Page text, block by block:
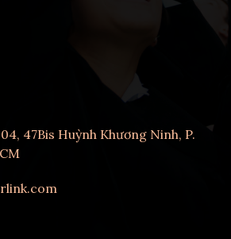
47Bis Huỳnh Khương Ninh, P.